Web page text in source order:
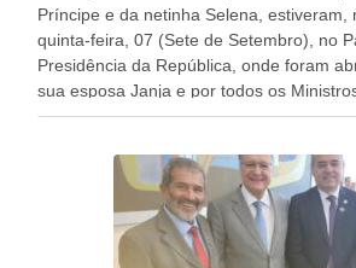
Príncipe e da netinha Selena, estiveram,
quinta-feira, 07 (Sete de Setembro), no
Presidência da República, onde foram
sua esposa Janja e por todos os
estavam presentes, nos Desfiles da
outros desfiles, na Esplanada dos
o deste ano, o maior e o mais organizado
quatro décadas, como Patriota até no
anualmente dos desfiles de Sete de